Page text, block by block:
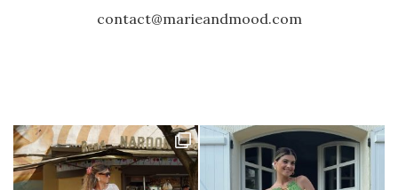
contact@marieandmood.com